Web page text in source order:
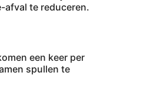
afval te reduceren.
een keer per
spullen te